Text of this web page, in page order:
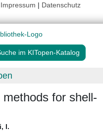
Impressum | Datenschutz
im KITopen-Katalog
for shell-
I.